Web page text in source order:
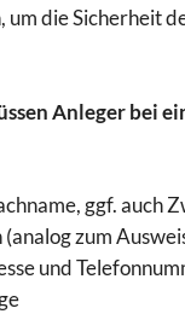
um die Sicherheit
Anleger bei
ggf. auch
zum
und